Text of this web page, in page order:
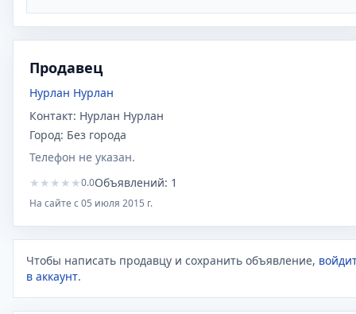
Продавец
Нурлан Нурлан
Контакт: Нурлан Нурлан
Город: Без города
Телефон не указан.
★ ★ ★ ★ ★0.0Объявлений: 1
На сайте с05 июля 2015 г.
Чтобы написать продавцу и сохранить объявление,
в аккаунт.